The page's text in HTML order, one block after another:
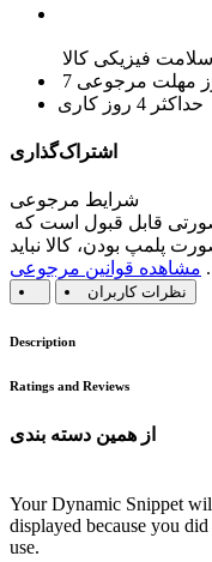
فیزیکی کالا
مهلت مرجوعی
حداکثر 4 روز کاری
اشتراک‌گذاری
شرایط مرجوعی
پلمپ بودن، کالا نباید
مشاهده قوانین مرجوعی
نظرات کاربران
Description
Ratings and Reviews
از همین دسته بندی
Your Dynamic Snippet
displayed because you
use.